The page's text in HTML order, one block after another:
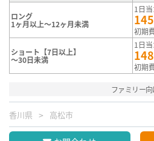
ロング
1ヶ月以上～12ヶ月未満
1日
初期
ショート【7日以上】
～30日未満
1日
初期
ファミリー向
香川県 高松市